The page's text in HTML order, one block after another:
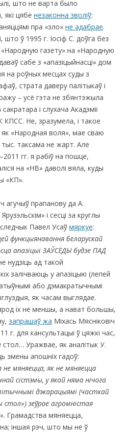
што не варта было
цябе незаконна зволіў:
пра «зло» не адабрае.
што ў 1995 г. Іосіф С. доўга без
газету» на «Народную
сабе з «апазіцыйнасці» дом
на роўных месцах суды з
страта даверу палітыкаў і
– усё гэта не збянтэжыла
і слухача Акадэміі
КПСС. Не, зразумела, і такое
«Народная воля», мае сваю
таксама не жарт. Але
гг. я рабіў на пошце,
на «НВ» даволі вяла, куды
«КП».
агучыў прапанову да А.
і сесці за круглы
Павел Усаў мяркуе:
функцыянавання беларускай
апазіцыі ЗАЎСЁДЫ будзе ПАД
нудзіць ад такой
залічваюць у апазіцыю (лепей
або дэмакратычнымі
як часам выглядае.
іх не меншы, а нават большы,
запрашаў жа Міхась Мясніковіч
г. для кансультацыі ў цяжкі час,
стол… Уражвае, як аналітык У.
змены апошніх гадоў:
не мяняецца, як не мяняецца
сістэмы, у якой няма нічога
дэкарацыямі (часткай
зеўрае агромністая
». Грамадства мяняецца,
іншая рэч, што мы не ў